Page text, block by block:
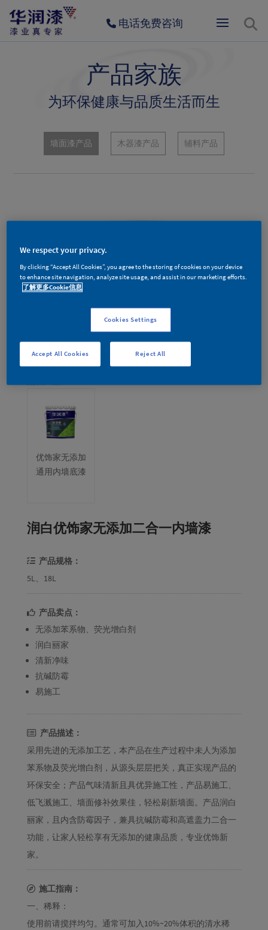
电话免费咨询
产品家族
为环保健康与品质生活而生
墙面漆产品 木器漆产品 辅料产品
优饰家无添加
通用内墙底漆
润白优饰家无添加二合一内墙漆
产品规格：
5L、18L
产品卖点：
无添加苯系物、荧光增白剂
润白丽家
清新净味
抗碱防霉
易施工
产品描述：
采用先进的无添加工艺，本产品在生产过程中未人为添加
苯系物及荧光增白剂，从源头层层把关，真正实现产品的
环保安全；产品气味清新且具优异施工性，产品易施工、
低飞溅施工、墙面修补效果佳，轻松刷新墙面。产品润白
丽家，且内含防霉因子，兼具抗碱防霉和高遮盖力二合一
功能，让家人轻松享有无添加的健康品质，专业优饰新
家。
施工指南：
一、稀释：
使用前请搅拌均匀。通常可加入10%~20%体积的清水稀
We respect your privacy.
By clicking “Accept All Cookies”, you agree to the storing of cookies on your device
to enhance site navigation, analyze site usage, and assist in our marketing efforts.
了解更多Cookie信息
Cookies Settings
Reject All
Accept All Cookies